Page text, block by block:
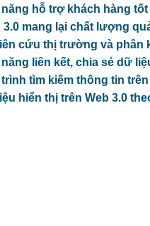
năng hỗ trợ khách hàng
3.0 mang lại chất lượng
cứu thị trường và phân
liên kết, chia sẻ dữ
trình tìm kiếm thông tin
hiển thị trên Web 3.0